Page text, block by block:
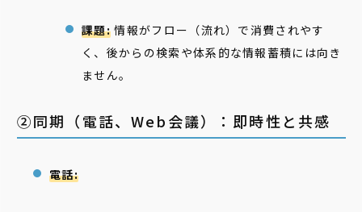
課題:情報がフロー（流れ）で消費されやす
く、後からの検索や体系的な情報蓄積には向き
ません。
②同期（電話、Web会議）：即時性と共感
電話: